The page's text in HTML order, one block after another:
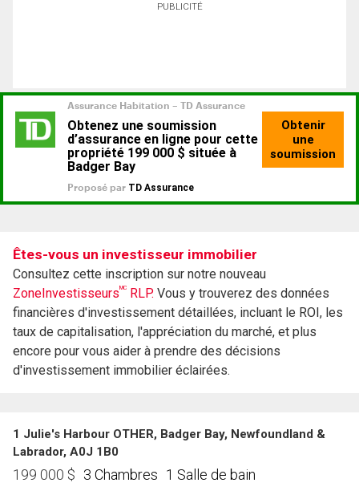
PUBLICITÉ
Êtes-vous un investisseur immobilier
Consultez cette inscription sur notre nouveau
ZoneInvestisseursMC RLP. Vous y trouverez des données
financières d'investissement détaillées, incluant le ROI, les
taux de capitalisation, l'appréciation du marché, et plus
encore pour vous aider à prendre des décisions
d'investissement immobilier éclairées.
1 Julie's Harbour OTHER, Badger Bay, Newfoundland &
Labrador, A0J 1B0
199 000 $ 3 Chambres 1 Salle de bain